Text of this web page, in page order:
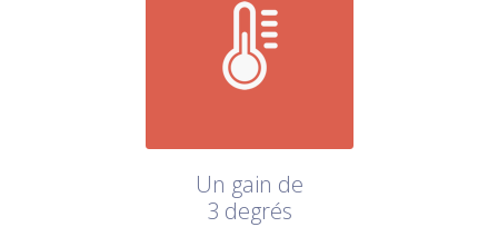
Un gain de
3 degrés